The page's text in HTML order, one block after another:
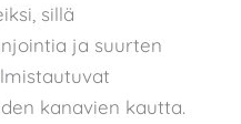
sillä
ja suurten
kanavien kautta.